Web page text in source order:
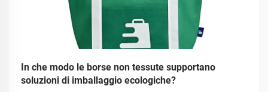
In che modo le borse non tessute supportano
soluzioni di imballaggio ecologiche?